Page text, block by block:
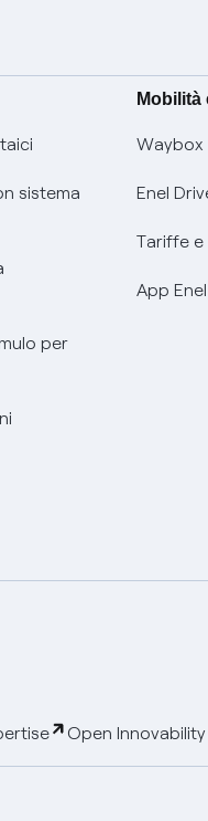
sistema
per
Mobilità
Waybox
Enel
Tariffe
App
Open Innovability